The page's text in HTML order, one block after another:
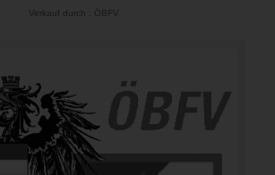
Verkauf durch : ÖBFV